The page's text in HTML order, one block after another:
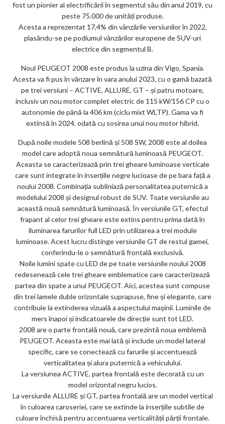
fost un pionier al electrificării în segmentul său din anul 2019, cu
peste 75.000 de unități produse.
Acesta a reprezentat 17,4% din vânzările versiunilor în 2022,
plasându-se pe podiumul vânzărilor europene de SUV-uri
electrice din segmentul B.
Noul PEUGEOT 2008 este produs la uzina din Vigo, Spania.
Acesta va fi pus în vânzare în vara anului 2023, cu o gamă bazată
pe trei versiuni – ACTIVE, ALLURE, GT – și patru motoare,
inclusiv un nou motor complet electric de 115 kW/156 CP cu o
autonomie de până la 406 km (ciclu mixt WLTP). Gama va fi
extinsă în 2024, odată cu sosirea unui nou motor hibrid.
După noile modele 508 berlină și 508 SW, 2008 este al doilea
model care adoptă noua semnătură luminoasă PEUGEOT.
Aceasta se caracterizează prin trei gheare luminoase verticale
care sunt integrate în inserțiile negre lucioase de pe bara față a
noului 2008. Combinația subliniază personalitatea puternică a
modelului 2008 și designul robust de SUV. Toate versiunile au
această nouă semnătură luminoasă. În versiunile GT, efectul
frapant al celor trei gheare este extins pentru prima dată în
iluminarea farurilor full LED prin utilizarea a trei module
luminoase. Acest lucru distinge versiunile GT de restul gamei,
conferindu-le o semnătură frontală exclusivă.
Noile lumini spate cu LED de pe toate versiunile noului 2008
redesenează cele trei gheare emblematice care caracterizează
partea din spate a unui PEUGEOT. Aici, acestea sunt compuse
din trei lamele duble orizontale suprapuse, fine și elegante, care
contribuie la extinderea vizuală a aspectului mașinii. Luminile de
mers înapoi și indicatoarele de direcție sunt tot LED.
2008 are o parte frontală nouă, care prezintă noua emblemă
PEUGEOT. Aceasta este mai lată și include un model lateral
specific, care se conectează cu farurile și accentuează
verticalitatea și alura puternică a vehiculului.
La versiunea ACTIVE, partea frontală este decorată cu un
model orizontal negru lucios.
La versiunile ALLURE și GT, partea frontală are un model vertical
în culoarea caroseriei, care se extinde la inserțiile subtile de
culoare închisă pentru accentuarea verticalității părții frontale.